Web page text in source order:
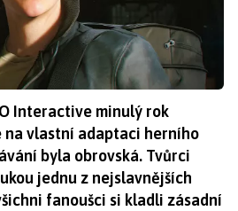
Interactive minulý rok
na vlastní adaptaci herního
byla obrovská. Tvůrci
jednu z nejslavnějších
fanoušci si kladli zásadní